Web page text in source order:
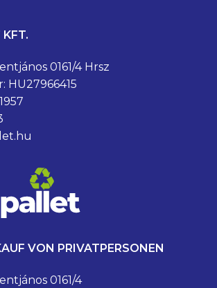
KFT.
0161/4 Hrsz
VON PRIVATPERSONEN
0161/4